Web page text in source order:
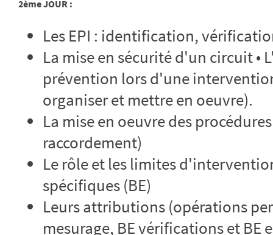
2ème JOUR :
Les EPI : identification,
La mise en sécurité d'un circuit •
prévention lors d'une
organiser et mettre en oeuvre).
La mise en oeuvre des
raccordement)
Le rôle et les limites
spécifiques (BE)
Leurs attributions (opérations
mesurage, BE vérifications et BE